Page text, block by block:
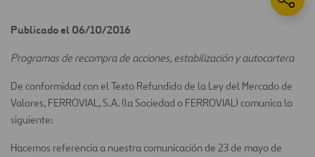
Publicado el 06/10/2016
Programas de recompra de acciones, estabilización y autocartera
De conformidad con el Texto Refundido de la Ley del Mercado de
Valores, FERROVIAL, S.A. (la Sociedad o FERROVIAL) comunica lo
siguiente:
Hacemos referencia a nuestra comunicación de 23 de mayo de